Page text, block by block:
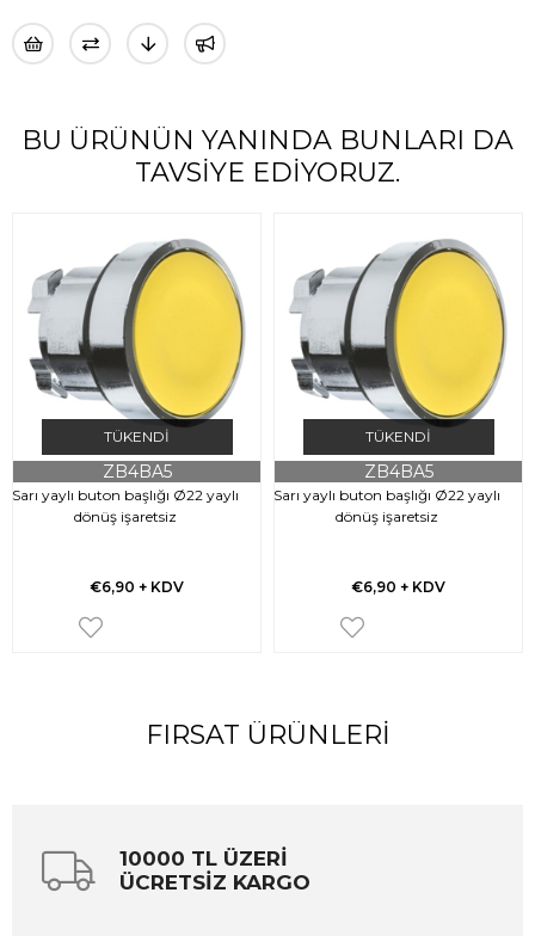
BU ÜRÜNÜN YANINDA BUNLARI DA
TAVSIYE EDIYORUZ.
TÜKENDI
Sarı yaylı buton başlığı Ø22 yaylı
dönüş işaretsiz
ZB4BA5
€6,90 + KDV
TÜKENDI
Sarı yaylı buton başlığı Ø22 yaylı
dönüş işaretsiz
ZB4BA5
€6,90 + KDV
FIRSAT ÜRÜNLERI
10000 TL ÜZERİ
ÜCRETSİZ KARGO